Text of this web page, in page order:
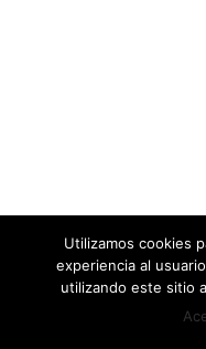
Utilizamos cookies
experiencia al
utilizando este sitio